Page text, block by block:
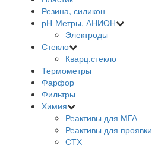
Резина, силикон
рН-Метры, АНИОН
Электроды
Стекло
Кварц.стекло
Термометры
Фарфор
Фильтры
Химия
Реактивы для МГА
Реактивы для проявки
СТХ